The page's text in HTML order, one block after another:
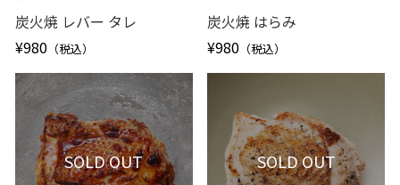
炭火焼 レバー タレ
¥980 （税込）
炭火焼 はらみ
¥980 （税込）
SOLD OUT SOLD OUT